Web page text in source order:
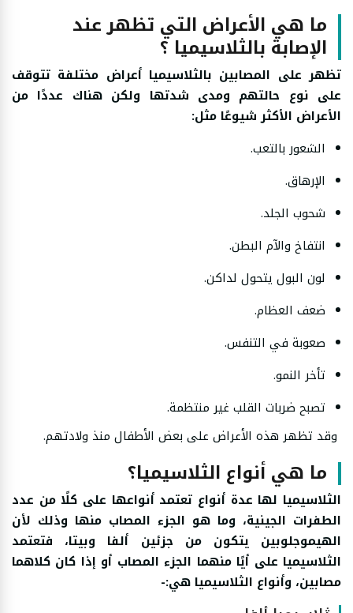
ما هي الأعراض التي تظهر عند
الإصابة بالثلاسيميا ؟
تظهر على المصابين بالثلاسيميا أعراض مختلفة تتوقف
على نوع حالتهم ومدى شدتها ولكن هناك عددًا من
الأعراض الأكثر شيوعًا مثل:
الشعور بالتعب.
الإرهاق.
شحوب الجلد.
انتفاخ والآم البطن.
لون البول يتحول لداكن.
ضعف العظام.
صعوبة في التنفس.
تأخر النمو.
تصبح ضربات القلب غير منتظمة.
وقد تظهر هذه الأعراض على بعض الأطفال منذ ولادتهم.
ما هي أنواع الثلاسيميا؟
الثلاسيميا لها عدة أنواع تعتمد أنواعها على كلًا من عدد
الطفرات الجينية، وما هو الجزء المصاب منها وذلك لأن
الهيموجلوبين يتكون من جزئين ألفا وبيتا، فتعتمد
الثلاسيميا على أيًا منهما الجزء المصاب أو إذا كان كلاهما
مصابين، وأنواع الثلاسيميا هي:-